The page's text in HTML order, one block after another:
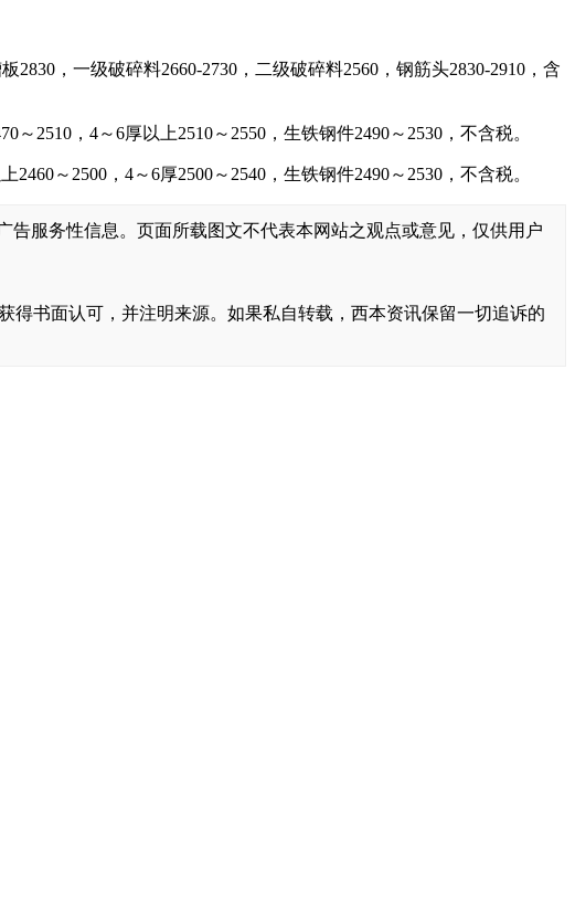
，一级破碎料2660-2730，二级破碎料2560，钢筋头2830-2910，含
2510，4～6厚以上2510～2550，生铁钢件2490～2530，不含税。
～2500，4～6厚2500～2540，生铁钢件2490～2530，不含税。
服务性信息。页面所载图文不代表本网站之观点或意见，仅供用户
得书面认可，并注明来源。如果私自转载，西本资讯保留一切追诉的